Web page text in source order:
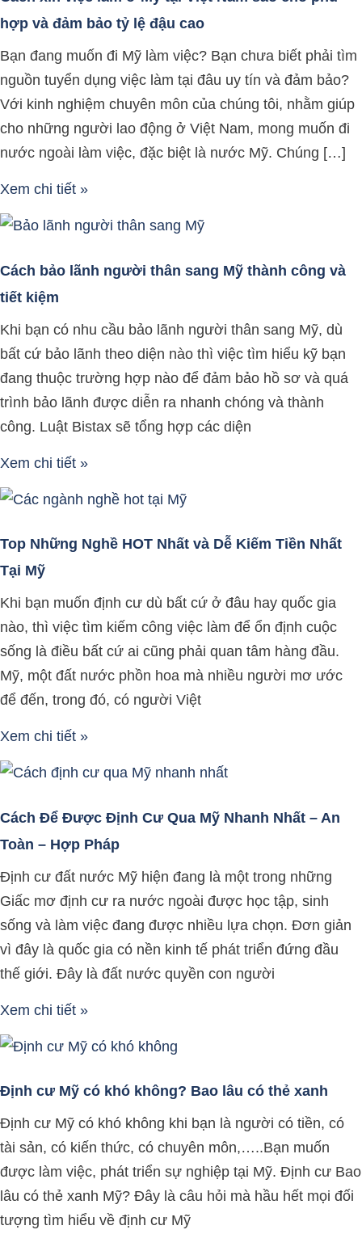
hợp và đảm bảo tỷ lệ đậu cao
Bạn đang muốn đi Mỹ làm việc? Bạn chưa biết phải tìm
nguồn tuyển dụng việc làm tại đâu uy tín và đảm bảo?
Với kinh nghiệm chuyên môn của chúng tôi, nhằm giúp
cho những người lao động ở Việt Nam, mong muốn đi
nước ngoài làm việc, đặc biệt là nước Mỹ. Chúng […]
Nam
sao
cho
phù
hợp
và
tỷ
đậu
cao
Xem chi tiết »
Cách bảo lãnh người thân sang Mỹ thành công và
tiết kiệm
Khi bạn có nhu cầu bảo lãnh người thân sang Mỹ, dù
bất cứ bảo lãnh theo diện nào thì việc tìm hiểu kỹ bạn
đang thuộc trường hợp nào để đảm bảo hồ sơ và quá
trình bảo lãnh được diễn ra nhanh chóng và thành
công. Luật Bistax sẽ tổng hợp các diện
công
và
tiết
kiệm
Xem chi tiết »
Top Những Nghề HOT Nhất và Dễ Kiếm Tiền Nhất
Tại Mỹ
Khi bạn muốn định cư dù bất cứ ở đâu hay quốc gia
nào, thì việc tìm kiếm công việc làm để ổn định cuộc
sống là điều bất cứ ai cũng phải quan tâm hàng đầu.
Mỹ, một đất nước phồn hoa mà nhiều người mơ ước
để đến, trong đó, có người Việt
Tiền
Nhất
Tại
Mỹ
Xem chi tiết »
Cách Để Được Định Cư Qua Mỹ Nhanh Nhất – An
Toàn – Hợp Pháp
Định cư đất nước Mỹ hiện đang là một trong những
Giấc mơ định cư ra nước ngoài được học tập, sinh
sống và làm việc đang được nhiều lựa chọn. Đơn giản
vì đây là quốc gia có nền kinh tế phát triển đứng đầu
thế giới. Đây là đất nước quyền con người
Nhất
–
An
Toàn
–
Hợp
Xem chi tiết »
Định cư Mỹ có khó không? Bao lâu có thẻ xanh
Định cư Mỹ có khó không khi bạn là người có tiền, có
tài sản, có kiến thức, có chuyên môn,…..Bạn muốn
được làm việc, phát triển sự nghiệp tại Mỹ. Định cư Bao
lâu có thẻ xanh Mỹ? Đây là câu hỏi mà hầu hết mọi đối
tượng tìm hiểu về định cư Mỹ
có
thẻ
xanh
đơn
giản
và
hiệu
quả
EB3
thành
công
không?
xin
visa
Mỹ
để
định
cư
ở
Mỹ